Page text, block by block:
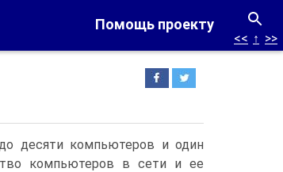
Помощь проекту
<< ↑ >>
десяти компьютеров и один
компьютеров в сети и ее